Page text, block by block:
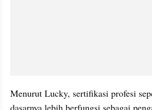
Menurut Lucky, sertifikasi profesi
dasarnya lebih berfungsi sebagai